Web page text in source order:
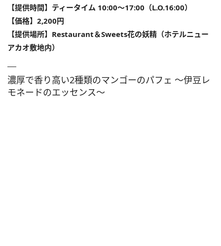
【提供時間】ティータイム 10:00〜17:00（L.O.16:00）
【価格】2,200円
【提供場所】Restaurant＆Sweets花の妖精（ホテルニュー
アカオ敷地内）
濃厚で香り高い2種類のマンゴーのパフェ 〜伊豆レ
モネードのエッセンス〜